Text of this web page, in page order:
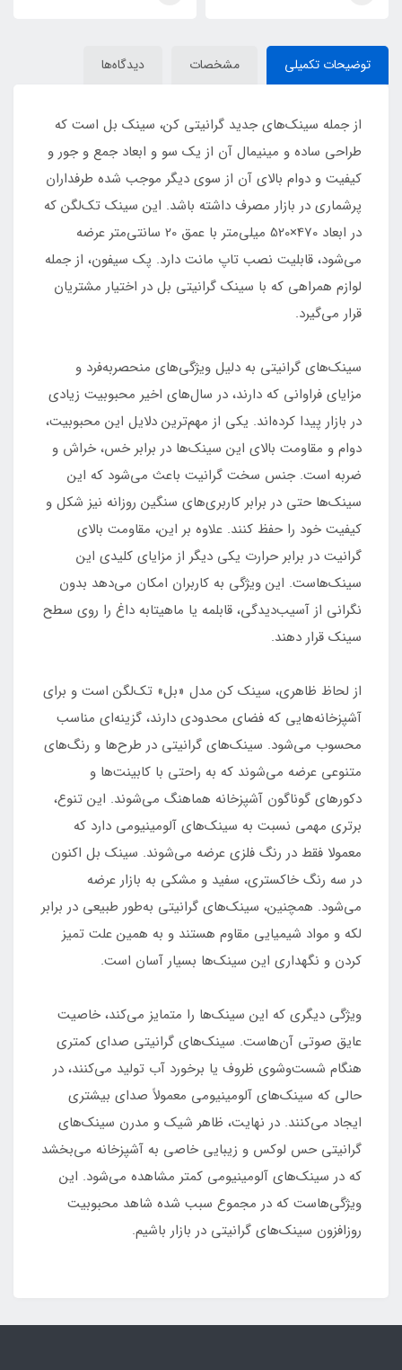
توضیحات تکمیلی مشخصات دیدگاه‌ها
از جمله سینک‌های جدید گرانیتی کن، سینک بل است که
طراحی ساده و مینیمال آن از یک سو و ابعاد جمع و جور و
کیفیت و دوام بالای آن از سوی دیگر موجب شده طرفداران
پرشماری در بازار مصرف داشته باشد. این سینک تک‌لگن که
در ابعاد 470×520 میلی‌متر با عمق 20 سانتی‌متر عرضه
می‌شود، قابلیت نصب تاپ مانت دارد. پک سیفون، از جمله
لوازم همراهی که با سینک گرانیتی بل در اختیار مشتریان
قرار می‌گیرد.
سینک‌های گرانیتی به دلیل ویژگی‌های منحصربه‌فرد و
مزایای فراوانی که دارند، در سال‌های اخیر محبوبیت زیادی
در بازار پیدا کرده‌اند. یکی از مهم‌ترین دلایل این محبوبیت،
دوام و مقاومت بالای این سینک‌ها در برابر خس، خراش و
ضربه است. جنس سخت گرانیت باعث می‌شود که این
سینک‌ها حتی در برابر کاربری‌های سنگین روزانه نیز شکل و
کیفیت خود را حفظ کنند. علاوه بر این، مقاومت بالای
گرانیت در برابر حرارت یکی دیگر از مزایای کلیدی این
سینک‌هاست. این ویژگی به کاربران امکان می‌دهد بدون
نگرانی از آسیب‌دیدگی، قابلمه یا ماهیتابه داغ را روی سطح
سینک قرار دهند.
از لحاظ ظاهری، سینک کن مدل «بل» تک‌لگن است و برای
آشپزخانه‌هایی که فضای محدودی دارند، گزینه‌ای مناسب
محسوب می‌شود. سینک‌های گرانیتی در طرح‌ها و رنگ‌های
متنوعی عرضه می‌شوند که به راحتی با کابینت‌ها و
دکورهای گوناگون آشپزخانه هماهنگ می‌شوند. این تنوع،
برتری مهمی نسبت به سینک‌های آلومینیومی دارد که
معمولا فقط در رنگ فلزی عرضه می‌شوند. سینک بل اکنون
در سه رنگ خاکستری، سفید و مشکی به بازار عرضه
می‌شود. همچنین، سینک‌های گرانیتی به‌طور طبیعی در برابر
لکه و مواد شیمیایی مقاوم هستند و به همین علت تمیز
کردن و نگهداری این سینک‌ها بسیار آسان است.
ویژگی دیگری که این سینک‌ها را متمایز می‌کند، خاصیت
عایق صوتی آن‌هاست. سینک‌های گرانیتی صدای کمتری
هنگام شست‌وشوی ظروف یا برخورد آب تولید می‌کنند، در
حالی که سینک‌های آلومینیومی معمولاً صدای بیشتری
ایجاد می‌کنند. در نهایت، ظاهر شیک و مدرن سینک‌های
گرانیتی حس لوکس و زیبایی خاصی به آشپزخانه می‌بخشد
که در سینک‌های آلومینیومی کمتر مشاهده می‌شود. این
ویژگی‌هاست که در مجموع سبب شده شاهد محبوبیت
روزافزون سینک‌های گرانیتی در بازار باشیم.